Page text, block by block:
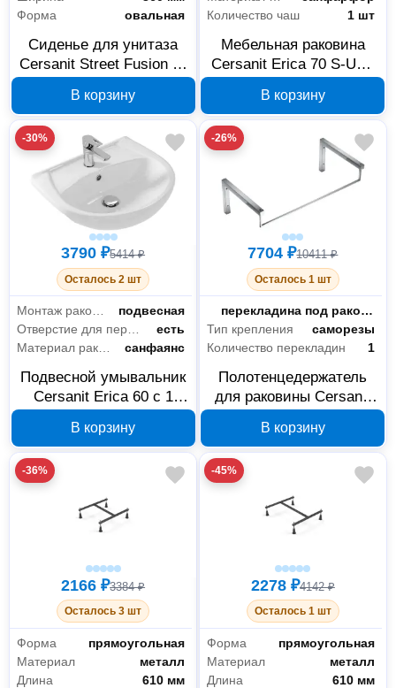
Форма
овальная
Сиденье для унитаза
Cersanit Street Fusion S-
дюропласт с
микролифтом
В корзину
Количество чаш
1 шт
Мебельная раковина
Cersanit Erica 70 S-UM-
В корзину
-30%
3790 ₽5414 ₽
Осталось 2 шт
Монтаж раковины
подвесная
есть
санфаянс
Подвесной умывальник
Cersanit Erica 60 с 1
ERI60/1-w
В корзину
-26%
7704 ₽10411 ₽
Осталось 1 шт
Конструкция
перекладина под раковину
Тип крепления
саморезы
Количество перекладин
1
Полотенцедержатель
для раковины Cersanit
В корзину
-36%
2166 ₽3384 ₽
Осталось 3 шт
Форма
прямоугольная
Материал
металл
Длина
610 мм
-45%
2278 ₽4142 ₽
Осталось 1 шт
Форма
прямоугольная
Материал
металл
Длина
610 мм